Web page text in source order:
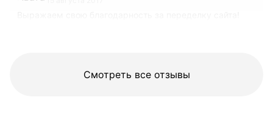
Смотреть все отзывы